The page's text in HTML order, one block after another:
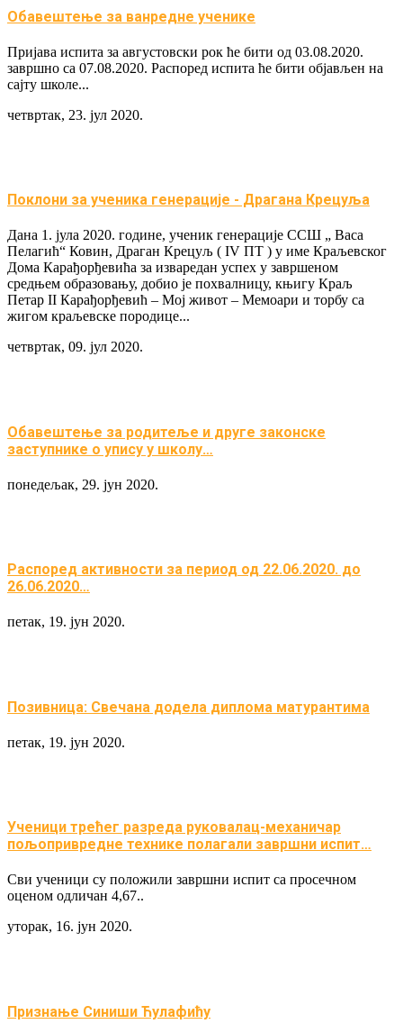
Обавештење за ванредне ученике
Пријава испита за августовски рок ће бити од 03.08.2020.
завршно са 07.08.2020. Распоред испита ће бити објављен на
сајту школе...
четвртак, 23. јул 2020.
Поклони за ученика генерације - Драгана Крецуља
Дана 1. јула 2020. године, ученик генерације ССШ „ Васа
Пелагић“ Ковин, Драган Крецуљ ( IV ПТ ) у име Краљевског
Дома Карађорђевића за изваредан успех у завршеном
средњем образовању, добио је похвалницу, књигу Краљ
Петар II Карађорђевић – Мој живот – Мемоари и торбу са
жигом краљевске породице...
четвртак, 09. јул 2020.
Обавештење за родитеље и друге законске
заступнике о упису у школу…
понедељак, 29. јун 2020.
Распоред активности за период од 22.06.2020. до
26.06.2020…
петак, 19. јун 2020.
Позивница: Свечана додела диплома матурантима
петак, 19. јун 2020.
Ученици трећег разреда руковалац-механичар
пољопривредне технике полагали завршни испит…
Сви ученици су положили завршни испит са просечном
оценом одличан 4,67..
уторак, 16. јун 2020.
Признање Синиши Ћулафићу